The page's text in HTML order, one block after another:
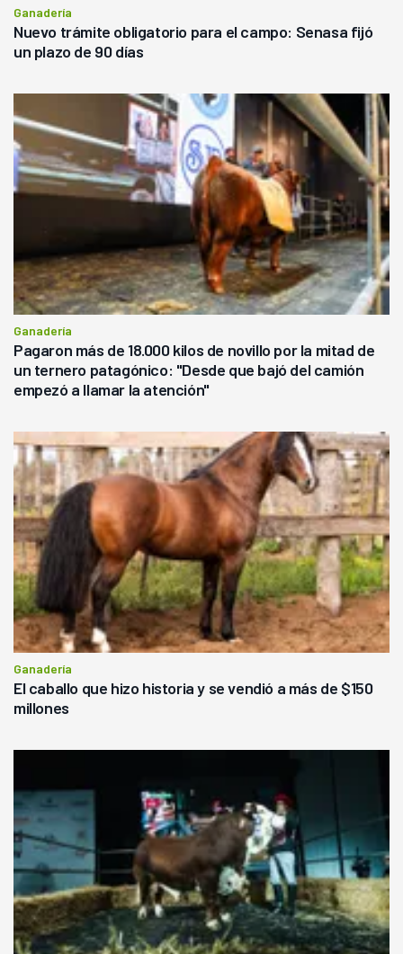
Ganadería
Nuevo trámite obligatorio para el campo: Senasa fijó
un plazo de 90 días
Ganadería
Pagaron más de 18.000 kilos de novillo por la mitad de
un ternero patagónico: "Desde que bajó del camión
empezó a llamar la atención"
Ganadería
El caballo que hizo historia y se vendió a más de $150
millones